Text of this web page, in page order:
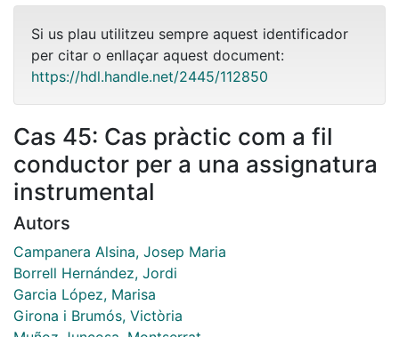
Si us plau utilitzeu sempre aquest identificador
per citar o enllaçar aquest document:
https://hdl.handle.net/2445/112850
Cas 45: Cas pràctic com a fil
conductor per a una assignatura
instrumental
Autors
Campanera Alsina, Josep Maria
Borrell Hernández, Jordi
Garcia López, Marisa
Girona i Brumós, Victòria